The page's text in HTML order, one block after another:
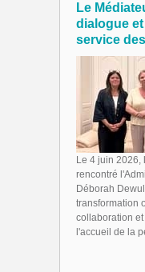
Le
dialogue
service
Le 4 juin 2026,
rencontré
Déborah
transformation
collaboration
l'accueil de la